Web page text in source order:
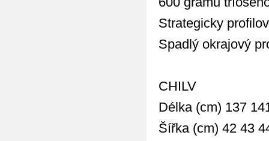
Strategicky
Spadlý okrajový
CHILV
Délka (cm) 137
Šířka (cm) 42 43